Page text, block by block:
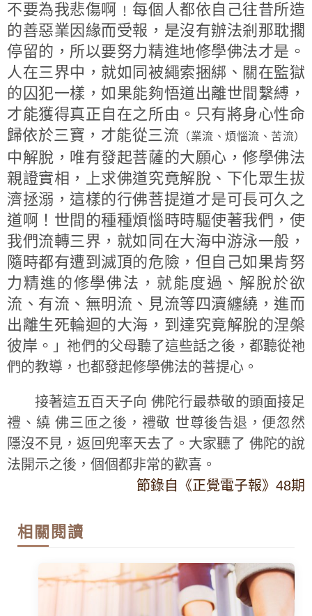
不要為我悲傷啊﹗每個人都依自己往昔所造
的善惡業因緣而受報，是沒有辦法剎那耽擱
停留的，所以要努力精進地修學佛法才是。
人在三界中，就如同被繩索捆綁、關在監獄
的囚犯一樣，如果能夠悟道出離世間繫縛，
才能獲得真正自在之所由。只有將身心性命
歸依於三寶，才能從三流 （業流、煩惱流、苦流）
中解脫，唯有發起菩薩的大願心，修學佛法
親證實相，上求佛道究竟解脫、下化眾生拔
濟拯溺，這樣的行佛菩提道才是可長可久之
道啊！世間的種種煩惱時時驅使著我們，使
我們流轉三界，就如同在大海中游泳一般，
隨時都有遭到滅頂的危險，但自己如果肯努
力精進的修學佛法，就能度過、解脫於欲
流、有流、無明流、見流等四瀆纏繞，進而
出離生死輪迴的大海，到達究竟解脫的涅槃
彼岸。 」祂們的父母聽了這些話之後，都聽從祂
們的教導，也都發起修學佛法的菩提心。
接著這五百天子向 佛陀行最恭敬的頭面接足
禮、繞 佛三匝之後，禮敬 世尊後告退，便忽然
隱沒不見，返回兜率天去了。大家聽了 佛陀的說
法開示之後，個個都非常的歡喜。
節錄自《正覺電子報》48期
相關閱讀